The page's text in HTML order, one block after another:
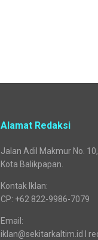
Alamat Redaksi
Jalan Adil Makmur No.
Kota Balikpapan.
Kontak Iklan:
CP: +62 822-9986-7079
Email:
iklan@sekitarkaltim.id I